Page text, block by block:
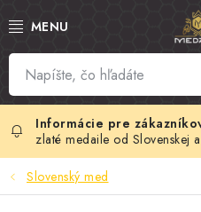
na
SLOVENSKÝ MED
MANUKA MED
VČELÍ PEĽ
zlaté medaile od Slovenskej
Slovenský med